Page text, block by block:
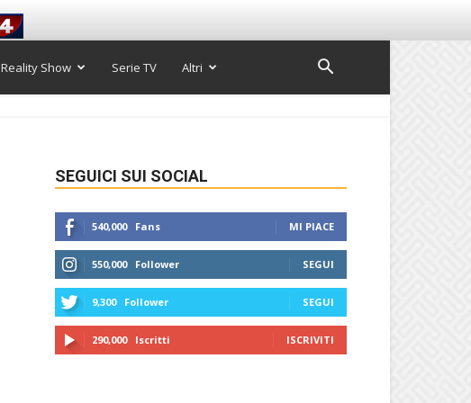
Reality Show Serie TV Altri
SEGUICI SUI SOCIAL
540,000 Fans MI PIACE
550,000 Follower SEGUI
9,300 Follower SEGUI
290,000 Iscritti ISCRIVITI